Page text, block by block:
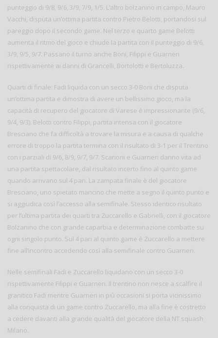
punteggio di 9/8, 9/6, 3/9, 7/9, 1/5. L’altro bolzanino in campo, Mauro
Vacchi, disputa un’ottima partita contro Pietro Belotti, portandosi sul
pareggio dopo il secondo game. Nel terzo e quarto game Belotti
aumenta il ritmo del gioco e chiude la partita con il punteggio di 9/6,
3/9, 9/5, 9/7. Passano il turno anche Boni, Filippi e Guarneri
rispettivamente ai danni di Grancelli, Bortolotti e Bertoluzza.
Quarti di finale: Fadi liquida con un secco 3-0 Boni che disputa
un’ottima partita e dimostra di avere un bellissimo gioco, ma la
capacità di recupero del giocatore di Varese è impressionante (9/6,
9/4, 9/3). Belotti contro Filippi, partita intensa con il giocatore
Bresciano che fa difficoltà a trovare la misura e a causa di qualche
errore di troppo la partita termina con il risultato di 3-1 per il Trentino
con i parziali di 9/6, 8/9, 9/7, 9/7. Scarioni e Guarneri danno vita ad
una partita spettacolare, dal risultato incerto fino al quinto game
quando arrivano sul 4 pari. La zampata finale è del giocatore
Bresciano, uno spietato mancino che mette a segno il quinto punto e
si aggiudica così l’accesso alla semifinale. Stesso identico risultato
per l’ultima partita dei quarti tra Zuccarello e Gabrielli, con il giocatore
Bolzanino che con grande caparbia e determinazione combatte su
ogni singolo punto. Sul 4 pari al quinto game è Zuccarello a mettere
fine all’incontro accedendo così alla semifinale contro Guarneri.
Nelle semifinali Fadi e Zuccarello liquidano con un secco 3-0
rispettivamente Filippi e Guarneri. Il trentino non riesce a scalfire il
granitico Fadi mentre Guarneri in più occasioni si porta vicinissimo
alla conquista di un game contro Zuccarello, ma alla fine è costretto
a cedere davanti alla grande qualità del giocatore della NT squash
Milano.